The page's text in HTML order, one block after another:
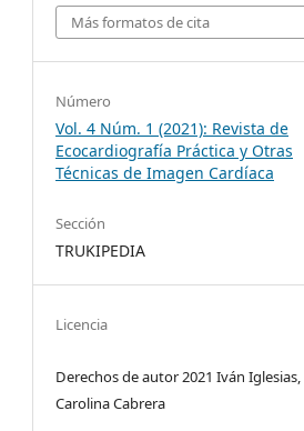
Más formatos de cita
Número
Vol. 4 Núm. 1 (2021): Revista de
Ecocardiografía Práctica y Otras
Técnicas de Imagen Cardíaca
Sección
TRUKIPEDIA
Licencia
Derechos de autor 2021 Iván Iglesias,
Carolina Cabrera